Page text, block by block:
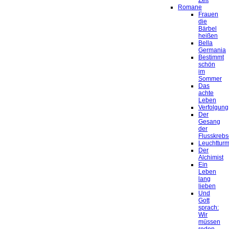
Romane
Frauen
die
Bärbel
heißen
Bella
Germania
Bestimmt
schön
im
Sommer
Das
achte
Leben
Verfolgung
Der
Gesang
der
Der
Alchimist
Ein
Leben
lang
lieben
Und
Gott
sprach:
Wir
müssen